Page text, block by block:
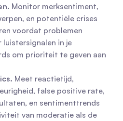
Monitor merksentiment,
en potentiële crises
voordat problemen
luistersignalen in je
om prioriteit te geven aan
Meet reactietijd,
false positive rate,
en sentimenttrends
van moderatie als de